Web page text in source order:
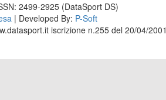
2499-2925 (DataSport DS)
| Developed By: P-Soft
iscrizione n.255 del 20/04/2001